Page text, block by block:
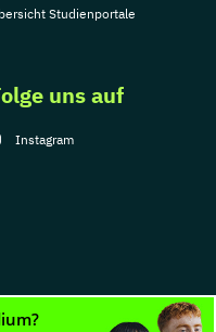
Studienportale
uns auf
Instagram